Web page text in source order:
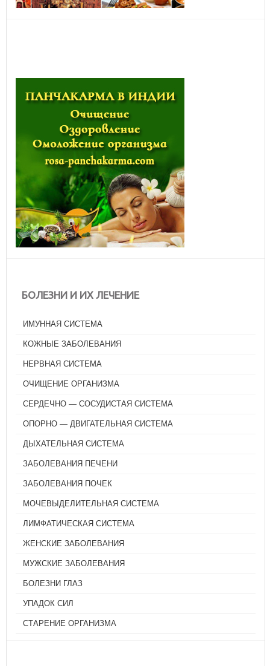
БОЛЕЗНИ И ИХ ЛЕЧЕНИЕ
ИМУННАЯ СИСТЕМА
КОЖНЫЕ ЗАБОЛЕВАНИЯ
НЕРВНАЯ СИСТЕМА
ОЧИЩЕНИЕ ОРГАНИЗМА
СЕРДЕЧНО — СОСУДИСТАЯ СИСТЕМА
ОПОРНО — ДВИГАТЕЛЬНАЯ СИСТЕМА
ДЫХАТЕЛЬНАЯ СИСТЕМА
ЗАБОЛЕВАНИЯ ПЕЧЕНИ
ЗАБОЛЕВАНИЯ ПОЧЕК
МОЧЕВЫДЕЛИТЕЛЬНАЯ СИСТЕМА
ЛИМФАТИЧЕСКАЯ СИСТЕМА
ЖЕНСКИЕ ЗАБОЛЕВАНИЯ
МУЖСКИЕ ЗАБОЛЕВАНИЯ
БОЛЕЗНИ ГЛАЗ
УПАДОК СИЛ
СТАРЕНИЕ ОРГАНИЗМА